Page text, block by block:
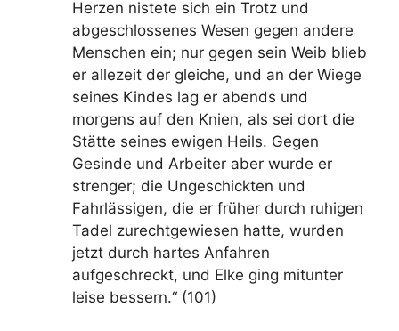
Herzen nistete sich ein Trotz und
abgeschlossenes Wesen gegen andere
Menschen ein; nur gegen sein Weib blieb
er allezeit der gleiche, und an der Wiege
seines Kindes lag er abends und
morgens auf den Knien, als sei dort die
Stätte seines ewigen Heils. Gegen
Gesinde und Arbeiter aber wurde er
strenger; die Ungeschickten und
Fahrlässigen, die er früher durch ruhigen
Tadel zurechtgewiesen hatte, wurden
jetzt durch hartes Anfahren
aufgeschreckt, und Elke ging mitunter
leise bessern.“ (101)